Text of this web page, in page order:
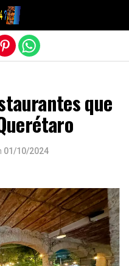
que
01/10/2024
móvil